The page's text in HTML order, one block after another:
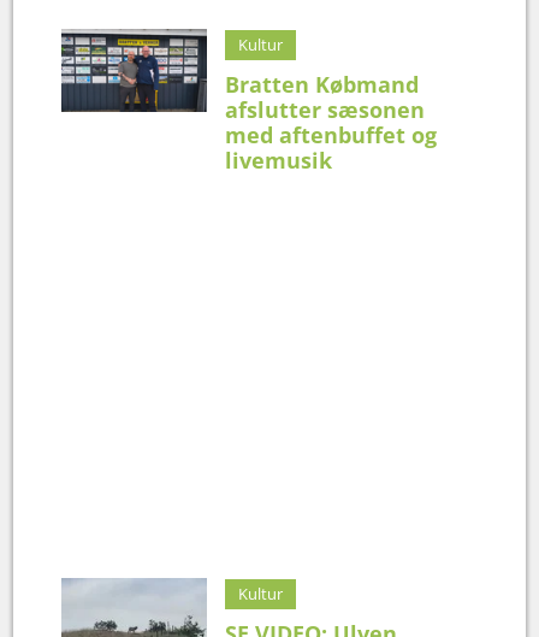
Kultur
Bratten Købmand
afslutter sæsonen
med aftenbuffet og
livemusik
Kultur